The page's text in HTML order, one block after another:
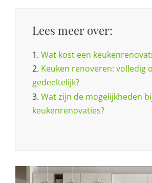
Lees meer over:
1. Wat kost een
2. Keuken renoveren: volledig
gedeeltelijk?
3. Wat zijn de mogelijkheden
keukenrenovaties?